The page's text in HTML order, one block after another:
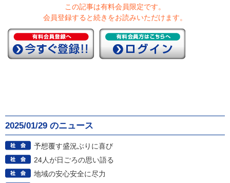
この記事は有料会員限定です。
会員登録すると続きをお読みいただけます。
2025/01/29 のニュース
予想覆す盛況ぶりに喜び
24人が日ごろの思い語る
地域の安心安全に尽力